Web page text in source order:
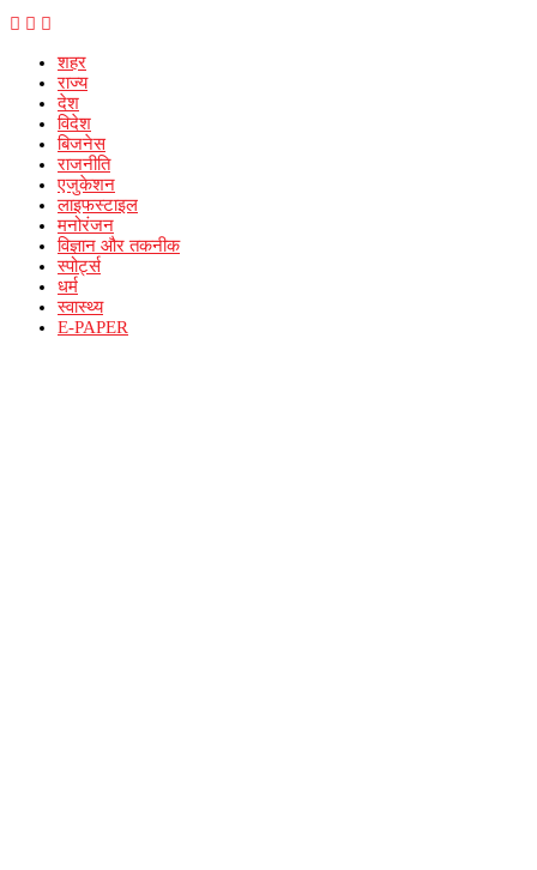
शहर
राज्य
देश
विदेश
बिजनेस
राजनीति
एजुकेशन
लाइफस्टाइल
मनोरंजन
विज्ञान और तकनीक
स्पोर्ट्स
धर्म
स्वास्थ्य
E-PAPER